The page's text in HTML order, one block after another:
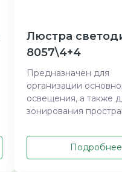
Люстра
8057\4+4
Предназначен для
организации
освещения, а также
зонирования
Подробнее